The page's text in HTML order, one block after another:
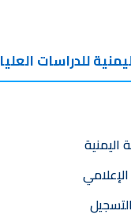
للدراسات العليا
اليمنية